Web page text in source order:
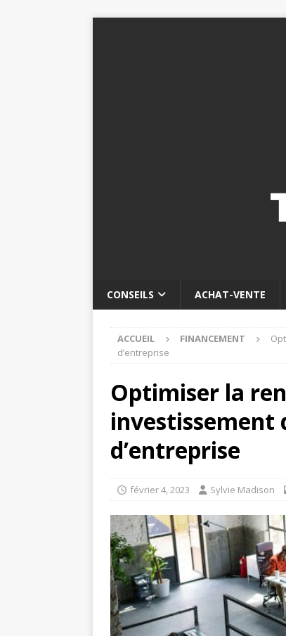
CONSEILS ACHAT-VENTE
ACCUEIL FINANCEMENT
d’entreprise
Optimiser la
investissement
d’entreprise
février 4, 2023 Sylvie Madison